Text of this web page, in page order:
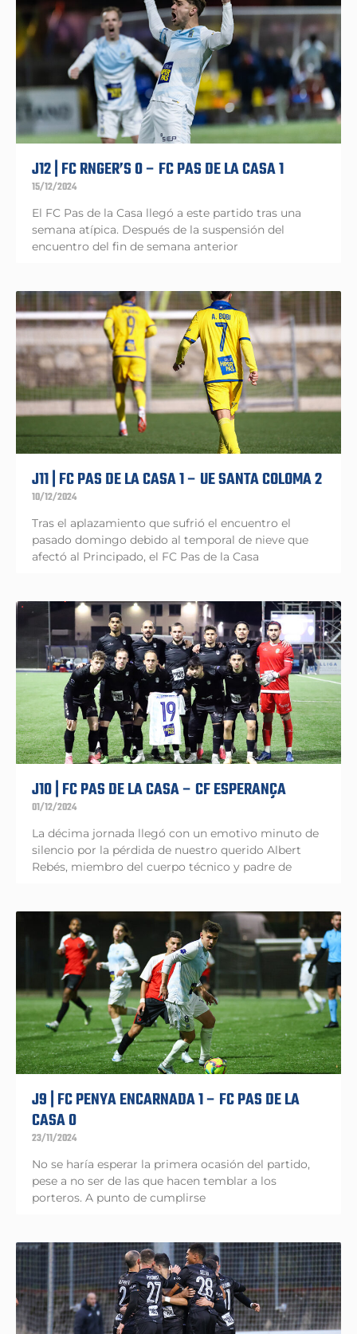
J12 | FC RNGER’S 0 – FC PAS DE LA CASA 1
15/12/2024
El FC Pas de la Casa llegó a este partido tras una
semana atípica. Después de la suspensión del
encuentro del fin de semana anterior
J11 | FC PAS DE LA CASA 1 – UE SANTA COLOMA 2
10/12/2024
Tras el aplazamiento que sufrió el encuentro el
pasado domingo debido al temporal de nieve que
afectó al Principado, el FC Pas de la Casa
J10 | FC PAS DE LA CASA – CF ESPERANÇA
01/12/2024
La décima jornada llegó con un emotivo minuto de
silencio por la pérdida de nuestro querido Albert
Rebés, miembro del cuerpo técnico y padre de
J9 | FC PENYA ENCARNADA 1 – FC PAS DE LA
CASA 0
23/11/2024
No se haría esperar la primera ocasión del partido,
pese a no ser de las que hacen temblar a los
porteros. A punto de cumplirse